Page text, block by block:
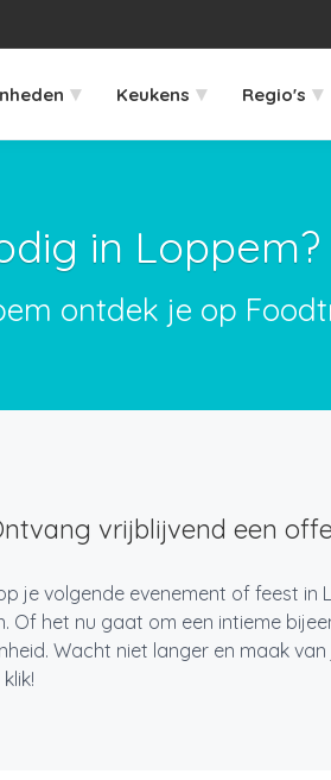
▾ Keukens ▾ Regio's ▾
in Loppem?
ontdek je op
vrijblijvend een
je volgende evenement of feest in
Of het nu gaat om een intieme
Wacht niet langer en maak